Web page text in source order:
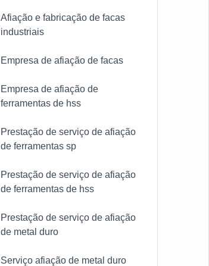
Afiação e fabricação de facas
industriais
Empresa de afiação de facas
Empresa de afiação de
ferramentas de hss
Prestação de serviço de afiação
de ferramentas sp
Prestação de serviço de afiação
de ferramentas de hss
Prestação de serviço de afiação
de metal duro
Serviço afiação de metal duro